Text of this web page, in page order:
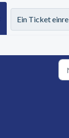
Ein Ticket